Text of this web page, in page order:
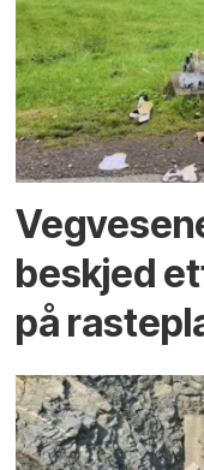
beskjed
på